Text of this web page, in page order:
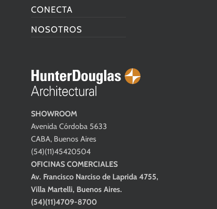
SHOWROOM
Avenida Córdoba 5633
CABA, Buenos Aires
(54)(11)45420504
OFICINAS COMERCIALES
Av. Francisco Narciso de Laprida 4755,
Villa Martelli, Buenos Aires.
(54)(11)4709-8700
CONECTA
NOSOTROS